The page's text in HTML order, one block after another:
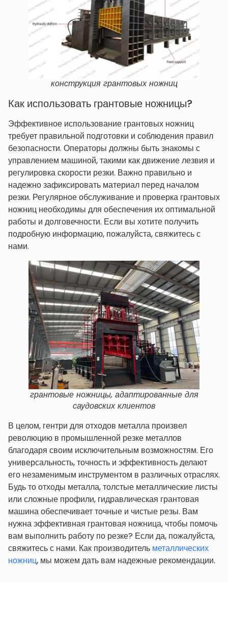
конструкция грантовых ножниц
Как использовать грантовые ножницы?
Эффективное использование грантовых ножниц
требует правильной подготовки и соблюдения правил
безопасности. Операторы должны быть знакомы с
управлением машиной, такими как движение лезвия и
регулировка скорости резки. Важно правильно и
надежно зафиксировать материал перед началом
резки. Регулярное обслуживание и проверка грантовых
ножниц необходимы для обеспечения их оптимальной
работы и долговечности. Если вы хотите получить
подробную информацию, пожалуйста, свяжитесь с
нами.
грантовые ножницы, адаптированные для
саудовских клиентов
В целом, гентри для отходов металла произвел
революцию в промышленной резке металлов
благодаря своим исключительным возможностям. Его
универсальность, точность и эффективность делают
его незаменимым инструментом в различных отраслях.
Будь то отходы металла, толстые металлические листы
или сложные профили, гидравлическая грантовая
машина обеспечивает точные и чистые резы. Вам
нужна эффективная грантовая ножница, чтобы помочь
вам выполнить работу по резке? Если да, пожалуйста,
свяжитесь с нами. Как производитель металлических
ножниц, мы можем дать вам надежные рекомендации.